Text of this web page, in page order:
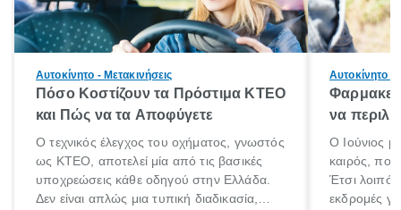
Αυτοκίνητο - Μετακινήσεις
Πόσο Κοστίζουν τα Πρόστιμα ΚΤΕΟ
και Πώς να τα Αποφύγετε
Ο τεχνικός έλεγχος του οχήματος, γνωστός
ως ΚΤΕΟ, αποτελεί μία από τις βασικές
υποχρεώσεις κάθε οδηγού στην Ελλάδα.
Δεν είναι απλώς μια τυπική διαδικασία,
Αυτοκίνητο -
να
Ο Ιούνιος
καιρός, που
Έτσι
εκδρομές